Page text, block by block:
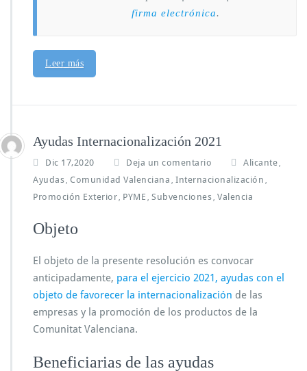
firma electrónica.
Leer más
Ayudas Internacionalización 2021
Dic 17,2020 Deja un comentario Alicante
Ayudas Comunidad Valenciana Internacionalización
Promoción Exterior PYME Subvenciones Valencia
Objeto
El objeto de la presente resolución es convocar
anticipadamente, para el ejercicio 2021, ayudas con el
objeto de favorecer la internacionalización de las
empresas y la promoción de los productos de la
Comunitat Valenciana.
Beneficiarias de las ayudas